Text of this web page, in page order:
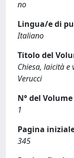
no
Lingua/e di
Italiano
Titolo del
Chiesa, laicità
Verucci
N° del Volume
1
Pagina
345